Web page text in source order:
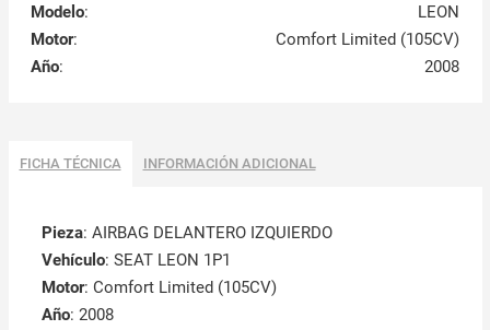
Modelo:
LEON
Motor:
Comfort Limited (105CV)
Año: 2008
FICHA TÉCNICA INFORMACIÓN ADICIONAL
Pieza: AIRBAG DELANTERO IZQUIERDO
Vehículo: SEAT LEON 1P1
Motor: Comfort Limited (105CV)
Año: 2008